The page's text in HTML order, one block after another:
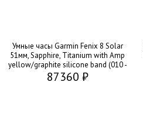
Умные часы Garmin Fenix 8 Solar
51мм, Sapphire, Titanium with Amp
yellow/graphite silicone band (010 -
02907 - 21)
87360 ₽